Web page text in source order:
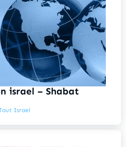
israel – Shabat
Israel